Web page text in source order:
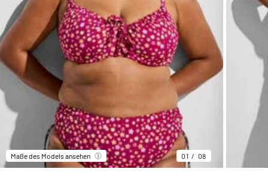
Maße des Models ansehen 01 08